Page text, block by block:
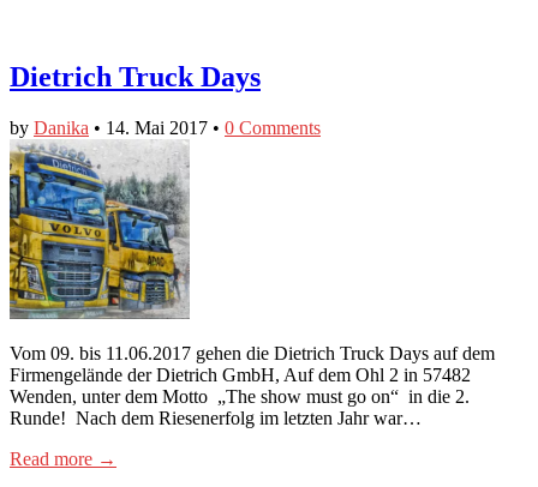
Dietrich Truck Days
by Danika • 14. Mai 2017 • 0 Comments
Vom 09. bis 11.06.2017 gehen die Dietrich Truck Days auf dem
Firmengelände der Dietrich GmbH, Auf dem Ohl 2 in 57482
Wenden, unter dem Motto „The show must go on“ in die 2.
Runde! Nach dem Riesenerfolg im letzten Jahr war…
Read more →